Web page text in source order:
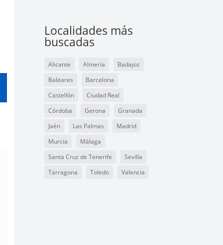
Localidades más
buscadas
Alicante Almería
Badajoz
Baleares
Barcelona
Castellón
Ciudad Real
Córdoba
Gerona
Granada
Jaén
Las Palmas
Madrid
Murcia
Málaga
Santa Cruz de Tenerife
Sevilla
Tarragona
Toledo Valencia